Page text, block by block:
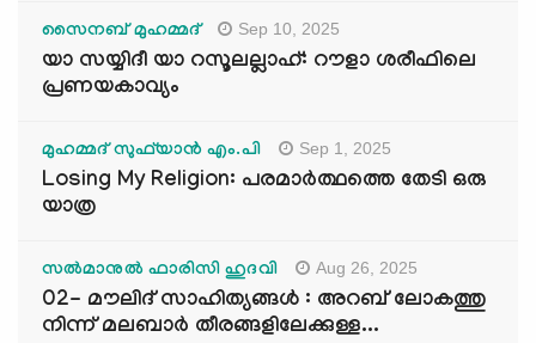
സൈനബ് മുഹമ്മദ് Sep 10, 2025
യാ സയ്യിദീ യാ റസൂലല്ലാഹ്: റൗളാ ശരീഫിലെ
പ്രണയകാവ്യം
മുഹമ്മദ് സുഫ്‌യാൻ എം.പി Sep 1, 2025
Losing My Religion: പരമാർത്ഥത്തെ തേടി ഒരു
യാത്ര
സൽമാനുൽ ഫാരിസി ഹുദവി Aug 26, 2025
02- മൗലിദ് സാഹിത്യങ്ങൾ : അറബ് ലോകത്തു
നിന്ന് മലബാർ തീരങ്ങളിലേക്കുള്ള...